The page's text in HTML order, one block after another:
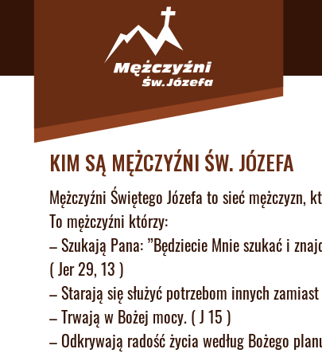
KIM SĄ MĘŻCZYŹNI ŚW. JÓZEFA
Mężczyźni Świętego Józefa to sieć
To mężczyźni którzy:
– Szukają Pana: ”Będziecie Mnie szukać i
( Jer 29, 13 )
– Starają się służyć potrzebom innych
– Trwają w Bożej mocy. ( J 15 )
– Odkrywają radość życia według Bożego